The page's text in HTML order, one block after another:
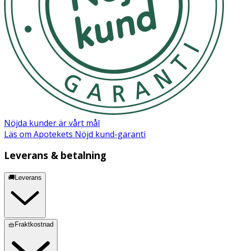
Nöjda kunder är vårt mål
Läs om Apotekets Nöjd kund-garanti
Leverans & betalning
🚚Leverans
🧺Fraktkostnad